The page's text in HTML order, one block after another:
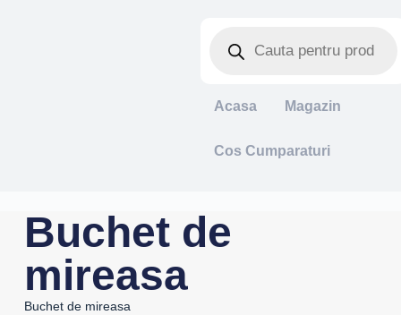
Acasa Magazin
Cos Cumparaturi
Buchet de
mireasa
Buchet de mireasa